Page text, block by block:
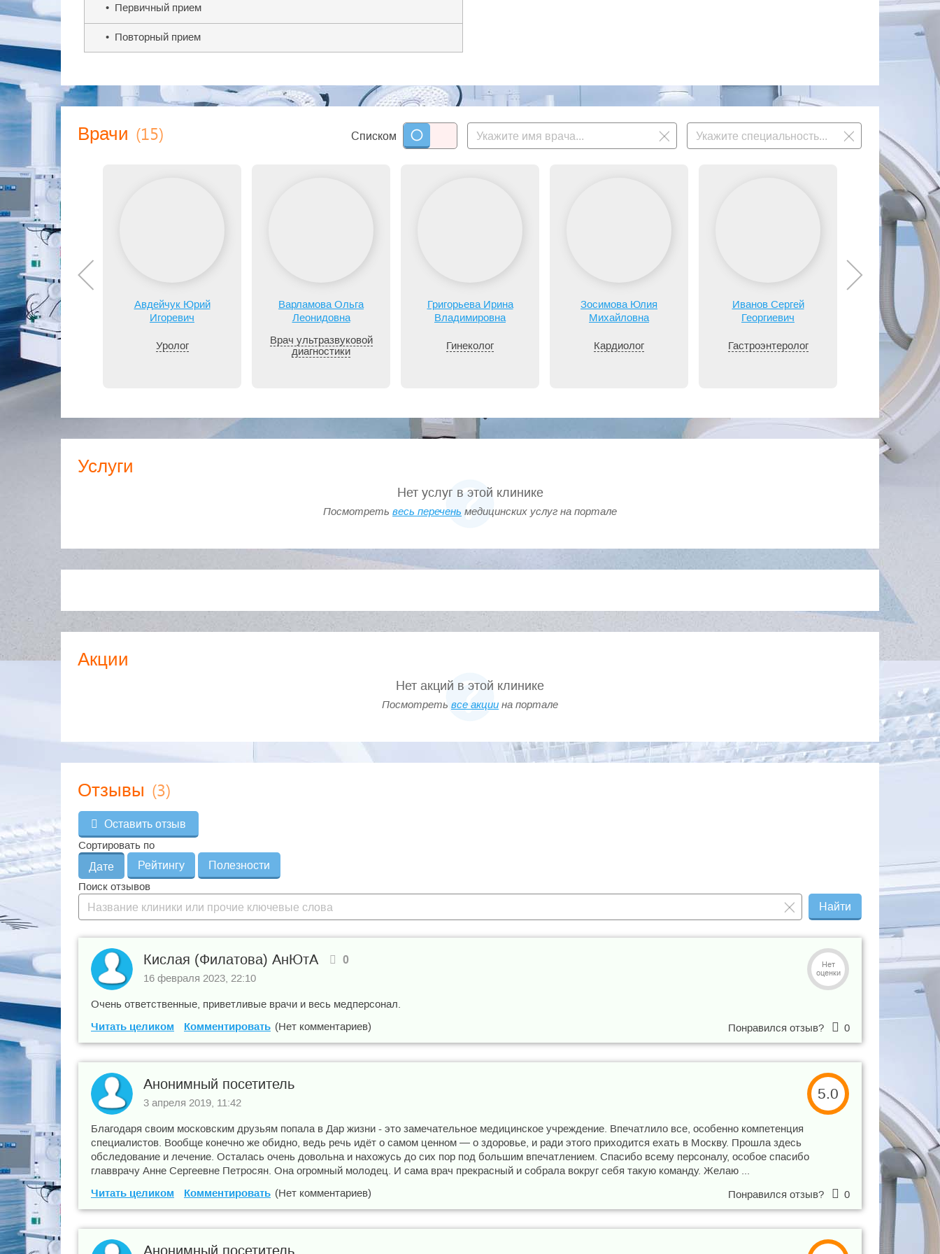
Комплексная
Комплексная
программа «Ведение многоплодной беременности».
Клиника «Дар жизни» оказывает следующие
Консультация уролога-андролога;
Консультация эндокринолога;
Консультация генетика;
Ведение неосложнённой беременности;
Организация и проведение родов;
Наблюдение в послеродовом периоде.
• Первичный прием
• Повторный прием
Врачи (15) Списком
Авдейчук Юрий
Игоревич
Уролог
Варламова Ольга
Леонидовна
Врач ультразвуковой
диагностики
Григорьева Ирина
Владимировна
Гинеколог
Зосимова Юлия
Михайловна
Кардиолог
Иванов Сергей
Георгиевич
Гастроэнтеролог
Кошель
Услуги
Нет услуг в этой клинике
Посмотреть весь перечень медицинских услуг на портале
Акции
Нет акций в этой клинике
Посмотреть все акции на портале
Отзывы (3)
Оставить отзыв
Сортировать по
Дате
Рейтингу
Полезности
Поиск отзывов
Найти
Нет
оценки
Кислая (Филатова) АнЮтА
0
16 февраля 2023, 22:10
Очень ответственные, приветливые врачи и весь медперсонал.
Читать целиком
Комментировать (Нет комментариев) Понравился отзыв? 0
5.0
Анонимный посетитель
3 апреля 2019, 11:42
Благодаря своим московским друзьям попала в Дар жизни - это замечательное медицинское учреждение. Впечатлило все, особенно компетенция
специалистов. Вообще конечно же обидно, ведь речь идёт о самом ценном — о здоровье, и ради этого приходится ехать в Москву. Прошла здесь
обследование и лечение. Осталась очень довольна и нахожусь до сих пор под большим впечатлением. Спасибо всему персоналу, особое спасибо
главврачу Анне Сергеевне Петросян. Она огромный молодец. И сама врач прекрасный и собрала вокруг себя такую команду. Желаю ...
Читать целиком
Комментировать (Нет комментариев) Понравился отзыв? 0
Анонимный посетитель